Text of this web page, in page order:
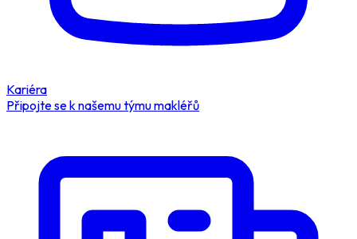
Kariéra
Připojte se k našemu týmu makléřů